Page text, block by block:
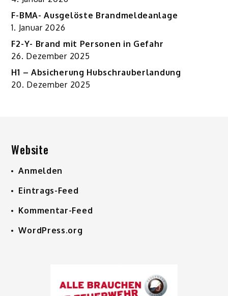
F-BMA- Ausgelöste Brandmeldeanlage
1. Januar 2026
F2-Y- Brand mit Personen in Gefahr
26. Dezember 2025
H1 – Absicherung Hubschrauberlandung
20. Dezember 2025
Website
Anmelden
Eintrags-Feed
Kommentar-Feed
WordPress.org